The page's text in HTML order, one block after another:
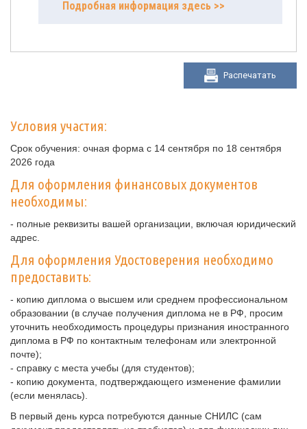
Подробная информация здесь >>
Распечатать
Условия участия:
Срок обучения: очная форма с 14 сентября по 18 сентября
2026 года
Для оформления финансовых документов
необходимы:
- полные реквизиты вашей организации, включая юридический
адрес.
Для оформления Удостоверения необходимо
предоставить:
- копию диплома о высшем или среднем профессиональном
образовании (в случае получения диплома не в РФ, просим
уточнить необходимость процедуры признания иностранного
диплома в РФ по контактным телефонам или электронной
почте);
- справку с места учебы (для студентов);
- копию документа, подтверждающего изменение фамилии
(если менялась).
В первый день курса потребуются данные СНИЛС (сам